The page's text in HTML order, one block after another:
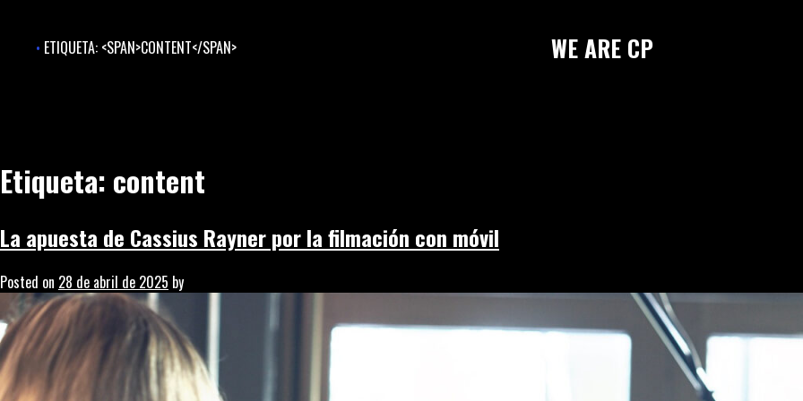
content ETIQUETA: <SPAN>CONTENT</SPAN> WEARE CP
Etiqueta: content
La apuesta de Cassius Rayner por la filmación con móvil
Posted on 28 de abril de 2025 by